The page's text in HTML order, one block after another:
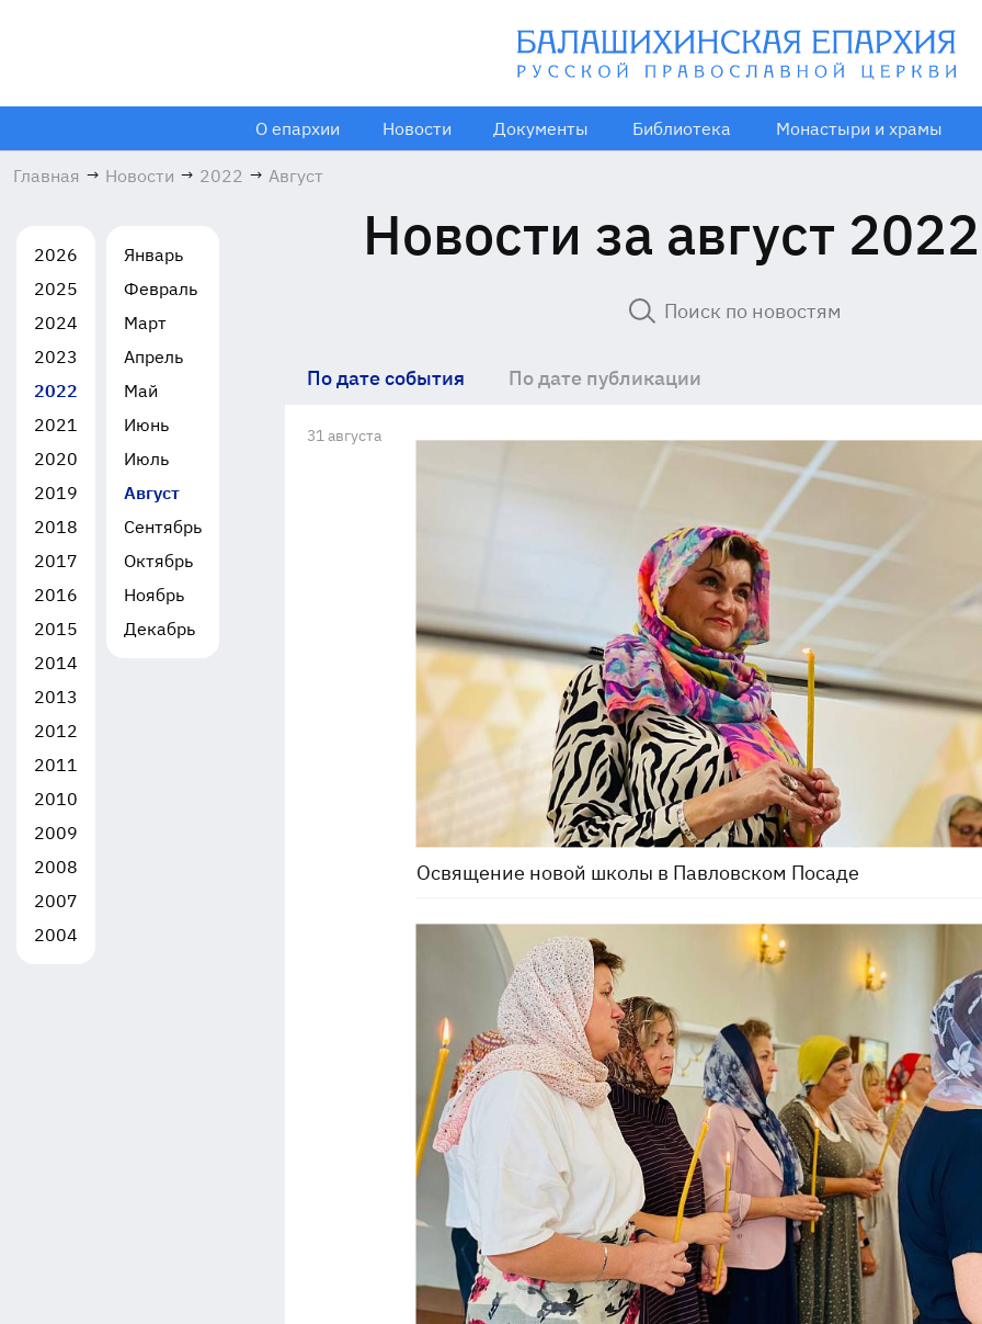
О епархии Новости Документы Библиотека Монастыри и храмы
Главная → Новости → 2022 → Август
2026
2025
2024
2023
2022
2021
2020
2019
2018
2017
2016
2015
2014
2013
2012
2011
2010
2009
2008
2007
2004
Январь
Февраль
Март
Апрель
Май
Июнь
Июль
Август
Сентябрь
Октябрь
Ноябрь
Декабрь
Новости за август
По дате события По дате публикации
31 августа
Освящение новой школы в Павловском Посаде